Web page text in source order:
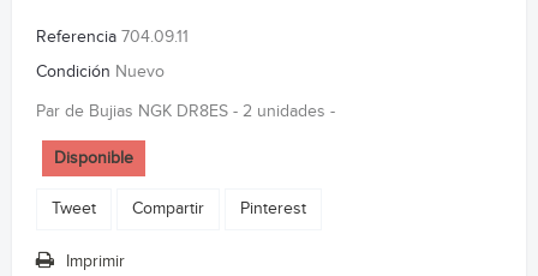
Referencia 704.09.11
Condición Nuevo
Par de Bujias NGK DR8ES - 2 unidades -
Disponible
Tweet Compartir Pinterest
Imprimir